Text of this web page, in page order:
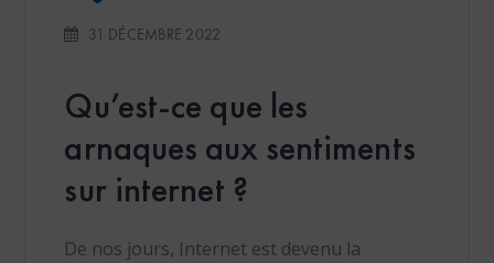
31 DÉCEMBRE 2022
Qu’est-ce que les
arnaques aux sentiments
sur internet ?
De nos jours, Internet est devenu la